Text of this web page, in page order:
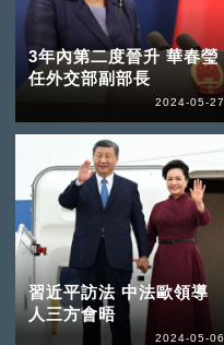
3年內第二度晉升 華春瑩
任外交部副部長
2024-05-27
習近平訪法 中法歐領導
人三方會晤
2024-05-06